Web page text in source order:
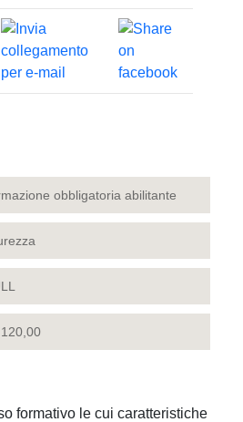
obbligatoria abilitante
formativo le cui caratteristiche